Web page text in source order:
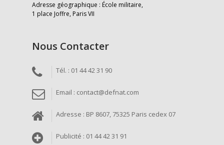
Adresse géographique : École militaire,
1 place Joffre, Paris VII
Nous Contacter
Tél. : 01 44 42 31 90
Email : contact@defnat.com
Adresse : BP 8607, 75325 Paris cedex 07
Publicité : 01 44 42 31 91